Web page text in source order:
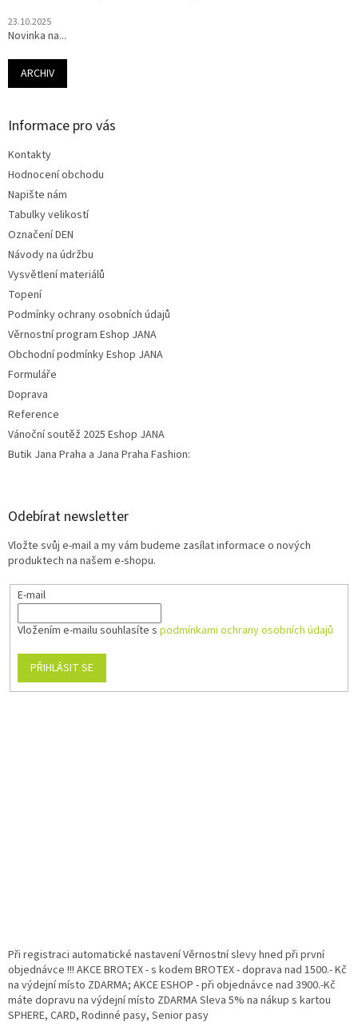
23.10.2025
Novinka na...
ARCHIV
Informace pro vás
Kontakty
Hodnocení obchodu
Napište nám
Tabulky velikostí
Označení DEN
Návody na údržbu
Vysvětlení materiálů
Topení
Podmínky ochrany osobních údajů
Věrnostní program Eshop JANA
Obchodní podmínky Eshop JANA
Formuláře
Doprava
Reference
Vánoční soutěž 2025 Eshop JANA
Butik Jana Praha a Jana Praha Fashion:
Odebírat newsletter
Vložte svůj e-mail a my vám budeme zasílat informace o nových
produktech na našem e-shopu.
E-mail
Vložením e-mailu souhlasíte s podmínkami ochrany osobních údajů
PŘIHLÁSIT SE
Při registraci automatické nastavení Věrnostní slevy hned při první
objednávce !!! AKCE BROTEX - s kodem BROTEX - doprava nad 1500.- Kč
na výdejní místo ZDARMA; AKCE ESHOP - při objednávce nad 3900.-Kč
máte dopravu na výdejní místo ZDARMA Sleva 5% na nákup s kartou
SPHERE, CARD, Rodinné pasy, Senior pasy